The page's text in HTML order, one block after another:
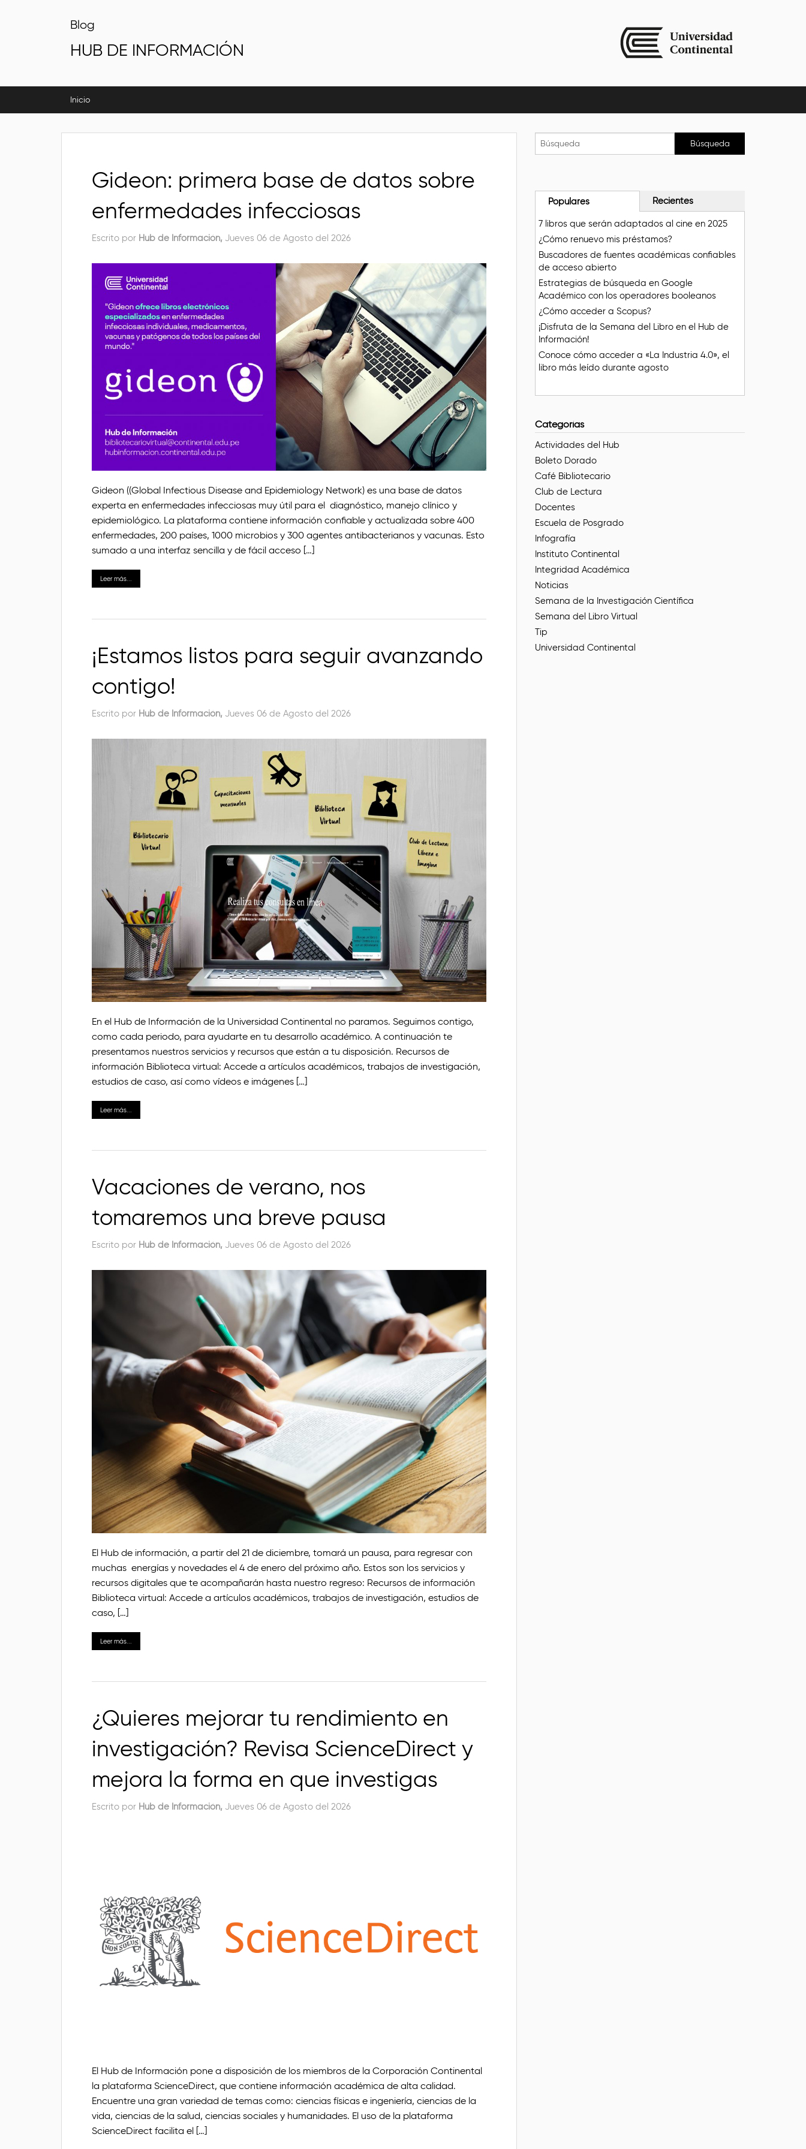
Blog
HUB DE INFORMACIÓN
Inicio
Gideon: primera base de datos sobre
enfermedades infecciosas
Escrito por Hub de Información, Jueves 06 de Agosto del 2026
Gideon ((Global Infectious Disease and Epidemiology Network) es una base de datos
experta en enfermedades infecciosas muy útil para el diagnóstico, manejo clínico y
epidemiológico. La plataforma contiene información confiable y actualizada sobre 400
enfermedades, 200 países, 1000 microbios y 300 agentes antibacterianos y vacunas. Esto
sumado a una interfaz sencilla y de fácil acceso […]
Leer más...
¡Estamos listos para seguir avanzando
contigo!
Escrito por Hub de Información, Jueves 06 de Agosto del 2026
En el Hub de Información de la Universidad Continental no paramos. Seguimos contigo,
como cada periodo, para ayudarte en tu desarrollo académico. A continuación te
presentamos nuestros servicios y recursos que están a tu disposición. Recursos de
información Biblioteca virtual: Accede a artículos académicos, trabajos de investigación,
estudios de caso, así como vídeos e imágenes […]
Leer más...
Vacaciones de verano, nos
tomaremos una breve pausa
Escrito por Hub de Información, Jueves 06 de Agosto del 2026
El Hub de información, a partir del 21 de diciembre, tomará un pausa, para regresar con
muchas energías y novedades el 4 de enero del próximo año. Estos son los servicios y
recursos digitales que te acompañarán hasta nuestro regreso: Recursos de información
Biblioteca virtual: Accede a artículos académicos, trabajos de investigación, estudios de
caso, […]
Leer más...
¿Quieres mejorar tu rendimiento en
investigación? Revisa ScienceDirect y
mejora la forma en que investigas
Escrito por Hub de Información, Jueves 06 de Agosto del 2026
El Hub de Información pone a disposición de los miembros de la Corporación Continental
la plataforma ScienceDirect, que contiene información académica de alta calidad.
Encuentre una gran variedad de temas como: ciencias físicas e ingeniería, ciencias de la
vida, ciencias de la salud, ciencias sociales y humanidades. El uso de la plataforma
ScienceDirect facilita el […]
Populares Recientes
7 libros que serán adaptados al cine en 2025
¿Cómo renuevo mis préstamos?
Buscadores de fuentes académicas confiables
de acceso abierto
Estrategias de búsqueda en Google
Académico con los operadores booleanos
¿Cómo acceder a Scopus?
¡Disfruta de la Semana del Libro en el Hub de
Información!
Conoce cómo acceder a «La Industria 4.0», el
libro más leído durante agosto
Categorías
Actividades del Hub
Boleto Dorado
Café Bibliotecario
Club de Lectura
Docentes
Escuela de Posgrado
Infografía
Instituto Continental
Integridad Académica
Noticias
Semana de la Investigación Científica
Semana del Libro Virtual
Tip
Universidad Continental